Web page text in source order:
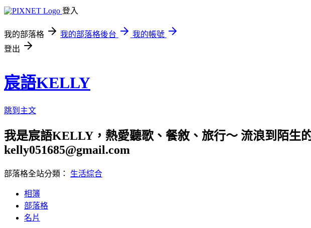
登入
我的部落格 我的部落格後台
我的帳號
登出
宸語KELLY
跳到主文
我是宸語KELLY，熱愛聽歌、餐敘、旅行～ 流浪到陌生
kelly051685@gmail.com
部落格全站分類： 生活綜合
相簿
部落格
名片